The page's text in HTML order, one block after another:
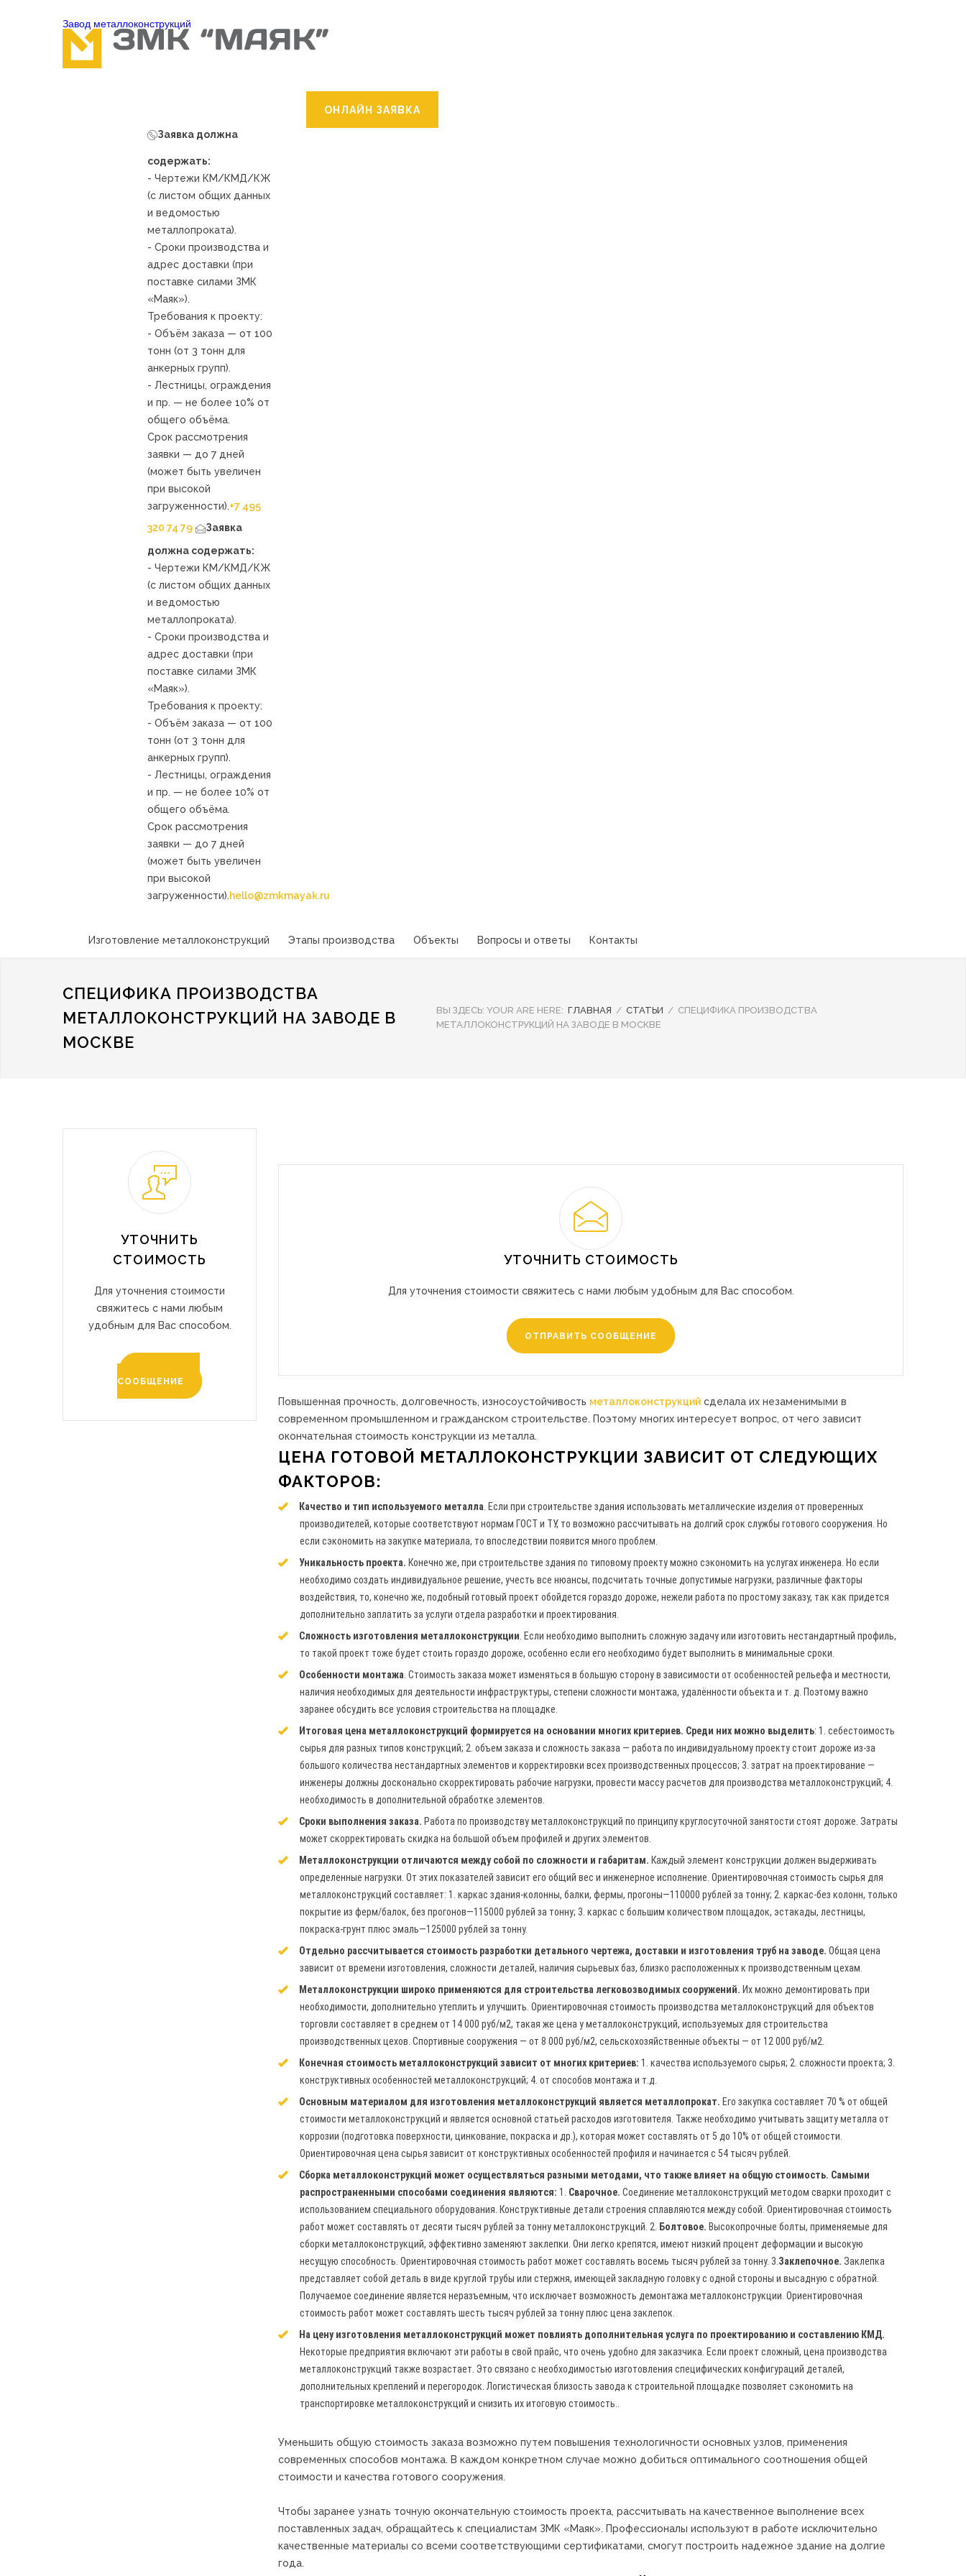
Завод металлоконcтрукций
Заявка должна
содержать:
- Чертежи КМ/КМД/КЖ
(с листом общих данных
и ведомостью
металлопроката).
- Сроки производства и
адрес доставки (при
поставке силами ЗМК
«Маяк»).
Требования к проекту:
- Объём заказа — от 100
тонн (от 3 тонн для
анкерных групп).
- Лестницы, ограждения
и пр. — не более 10% от
общего объёма.
Срок рассмотрения
заявки — до 7 дней
(может быть увеличен
при высокой
загруженности).+7 495
320 74 79
Заявка
должна содержать:
- Чертежи КМ/КМД/КЖ
(с листом общих данных
и ведомостью
металлопроката).
- Сроки производства и
адрес доставки (при
поставке силами ЗМК
«Маяк»).
Требования к проекту:
- Объём заказа — от 100
тонн (от 3 тонн для
анкерных групп).
- Лестницы, ограждения
и пр. — не более 10% от
общего объёма.
Срок рассмотрения
заявки — до 7 дней
(может быть увеличен
при высокой
загруженности).hello@zmkmayak.ru
ОНЛАЙН ЗАЯВКА
Изготовление металлоконструкций Этапы производства Объекты Вопросы и ответы Контакты
СПЕЦИФИКА ПРОИЗВОДСТВА
МЕТАЛЛОКОНСТРУКЦИЙ НА ЗАВОДЕ В
МОСКВЕ
ВЫ ЗДЕСЬ: YOUR ARE HERE: ГЛАВНАЯ / СТАТЬИ / СПЕЦИФИКА ПРОИЗВОДСТВА
МЕТАЛЛОКОНСТРУКЦИЙ НА ЗАВОДЕ В МОСКВЕ
УТОЧНИТЬ
СТОИМОСТЬ
Для уточнения стоимости
свяжитесь с нами любым
удобным для Вас способом.
ОТПРАВИТЬ
СООБЩЕНИЕ
УТОЧНИТЬ СТОИМОСТЬ
Для уточнения стоимости свяжитесь с нами любым удобным для Вас способом.
ОТПРАВИТЬ СООБЩЕНИЕ
Повышенная прочность, долговечность, износоустойчивость металлоконструкций сделала их незаменимыми в
современном промышленном и гражданском строительстве. Поэтому многих интересует вопрос, от чего зависит
окончательная стоимость конструкции из металла.
ЦЕНА ГОТОВОЙ МЕТАЛЛОКОНСТРУКЦИИ ЗАВИСИТ ОТ СЛЕДУЮЩИХ
ФАКТОРОВ:
Качество и тип используемого металла . Если при строительстве здания использовать металлические изделия от проверенных
производителей, которые соответствуют нормам ГОСТ и ТУ, то возможно рассчитывать на долгий срок службы готового сооружения. Но
если сэкономить на закупке материала, то впоследствии появится много проблем.
Уникальность проекта. Конечно же, при строительстве здания по типовому проекту можно сэкономить на услугах инженера. Но если
необходимо создать индивидуальное решение, учесть все нюансы, подсчитать точные допустимые нагрузки, различные факторы
воздействия, то, конечно же, подобный готовый проект обойдется гораздо дороже, нежели работа по простому заказу, так как придется
дополнительно заплатить за услуги отдела разработки и проектирования.
Сложность изготовления металлоконструкции . Если необходимо выполнить сложную задачу или изготовить нестандартный профиль,
то такой проект тоже будет стоить гораздо дороже, особенно если его необходимо будет выполнить в минимальные сроки.
Особенности монтажа . Стоимость заказа может изменяться в большую сторону в зависимости от особенностей рельефа и местности,
наличия необходимых для деятельности инфраструктуры, степени сложности монтажа, удалённости объекта и т. д. Поэтому важно
заранее обсудить все условия строительства на площадке.
Итоговая цена металлоконструкций формируется на основании многих критериев. Среди них можно выделить: 1. себестоимость
сырья для разных типов конструкций; 2. объем заказа и сложность заказа — работа по индивидуальному проекту стоит дороже из-за
большого количества нестандартных элементов и корректировки всех производственных процессов; 3. затрат на проектирование —
инженеры должны досконально скорректировать рабочие нагрузки, провести массу расчетов для производства металлоконструкций; 4.
необходимость в дополнительной обработке элементов.
Сроки выполнения заказа. Работа по производству металлоконструкций по принципу круглосуточной занятости стоят дороже. Затраты
может скорректировать скидка на большой объем профилей и других элементов.
Металлоконструкции отличаются между собой по сложности и габаритам. Каждый элемент конструкции должен выдерживать
определенные нагрузки. От этих показателей зависит его общий вес и инженерное исполнение. Ориентировочная стоимость сырья для
металлоконструкций составляет: 1. каркас здания-колонны, балки, фермы, прогоны—110000 рублей за тонну; 2. каркас-без колонн, только
покрытие из ферм/балок, без прогонов—115000 рублей за тонну; 3. каркас с большим количеством площадок, эстакады, лестницы,
покраска-грунт плюс эмаль—125000 рублей за тонну.
Отдельно рассчитывается стоимость разработки детального чертежа, доставки и изготовления труб на заводе. Общая цена
зависит от времени изготовления, сложности деталей, наличия сырьевых баз, близко расположенных к производственным цехам.
Металлоконструкции широко применяются для строительства легковозводимых сооружений. Их можно демонтировать при
необходимости, дополнительно утеплить и улучшить. Ориентировочная стоимость производства металлоконструкций для объектов
торговли составляет в среднем от 14 000 руб/м2, такая же цена у металлоконструкций, используемых для строительства
производственных цехов. Спортивные сооружения — от 8 000 руб/м2, сельскохозяйственные объекты — от 12 000 руб/м2.
Конечная стоимость металлоконструкций зависит от многих критериев: 1. качества используемого сырья; 2. сложности проекта; 3.
конструктивных особенностей металлоконструкций; 4. от способов монтажа и т.д.
Основным материалом для изготовления металлоконструкций является металлопрокат. Его закупка составляет 70 % от общей
стоимости металлоконструкций и является основной статьей расходов изготовителя. Также необходимо учитывать защиту металла от
коррозии (подготовка поверхности, цинкование, покраска и др.), которая может составлять от 5 до 10% от общей стоимости.
Ориентировочная цена сырья зависит от конструктивных особенностей профиля и начинается с 54 тысяч рублей.
Сборка металлоконструкций может осуществляться разными методами, что также влияет на общую стоимость. Самыми
распространенными способами соединения являются: 1. Сварочное. Соединение металлоконструкций методом сварки проходит с
использованием специального оборудования. Конструктивные детали строения сплавляются между собой. Ориентировочная стоимость
работ может составлять от десяти тысяч рублей за тонну металлоконструкций. 2.
Болтовое. Высокопрочные болты, применяемые для
сборки металлоконструкций, эффективно заменяют заклепки. Они легко крепятся, имеют низкий процент деформации и высокую
несущую способность. Ориентировочная стоимость работ может составлять восемь тысяч рублей за тонну. 3. Заклепочное. Заклепка
представляет собой деталь в виде круглой трубы или стержня, имеющей закладную головку с одной стороны и высадную с обратной.
Получаемое соединение является неразъемным, что исключает возможность демонтажа металлоконструкции. Ориентировочная
стоимость работ может составлять шесть тысяч рублей за тонну плюс цена заклепок.
На цену изготовления металлоконструкций может повлиять дополнительная услуга по проектированию и составлению КМД.
Некоторые предприятия включают эти работы в свой прайс, что очень удобно для заказчика. Если проект сложный, цена производства
металлоконструкций также возрастает. Это связано с необходимостью изготовления специфических конфигураций деталей,
дополнительных креплений и перегородок. Логистическая близость завода к строительной площадке позволяет сэкономить на
транспортировке металлоконструкций и снизить их итоговую стоимость..
Уменьшить общую стоимость заказа возможно путем повышения технологичности основных узлов, применения
современных способов монтажа. В каждом конкретном случае можно добиться оптимального соотношения общей
стоимости и качества готового сооружения.
Чтобы заранее узнать точную окончательную стоимость проекта, рассчитывать на качественное выполнение всех
поставленных задач, обращайтесь к специалистам ЗМК «Маяк». Профессионалы используют в работе исключительно
качественные материалы со всеми соответствующими сертификатами, смогут построить надежное здание на долгие
года.